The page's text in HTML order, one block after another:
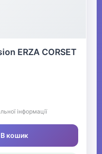
ERZA CORSET
інформації
В кошик